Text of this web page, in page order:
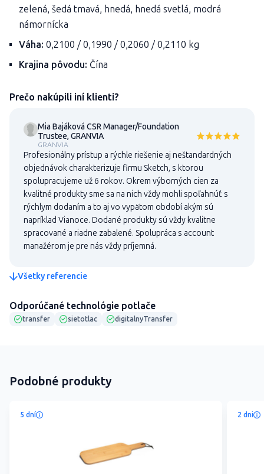
zelená, šedá tmavá, hnedá, hnedá svetlá, modrá
námornícka
Váha: 0,2100 / 0,1990 / 0,2060 / 0,2110 kg
Krajina pôvodu: Čína
Prečo nakúpili iní klienti?
Mia Bajáková CSR Manager/Foundation
Trustee, GRANVIA
GRANVIA
Profesionálny prístup a rýchle riešenie aj neštandardných
objednávok charakterizuje firmu Sketch, s ktorou
spolupracujeme už 6 rokov. Okrem výborných cien za
kvalitné produkty sme sa na nich vždy mohli spoľahnúť s
rýchlym dodaním a to aj vo vypätom období akým sú
napríklad Vianoce. Dodané produkty sú vždy kvalitne
spracované a riadne zabalené. Spolupráca s account
manažérom je pre nás vždy príjemná.
Všetky referencie
Odporúčané technológie potlače
transfer sietotlac digitalnyTransfer
Podobné produkty
5 dní 2 dni